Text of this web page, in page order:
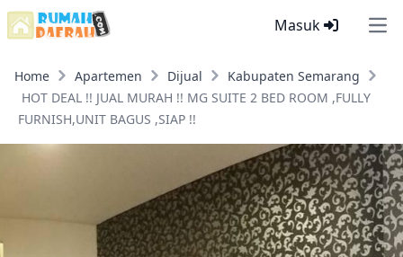
Masuk
Home Apartemen Dijual
Kabupaten Semarang
HOT DEAL !! JUAL MURAH !! MG SUITE 2 BED ROOM ,FULLY
FURNISH,UNIT BAGUS ,SIAP !!